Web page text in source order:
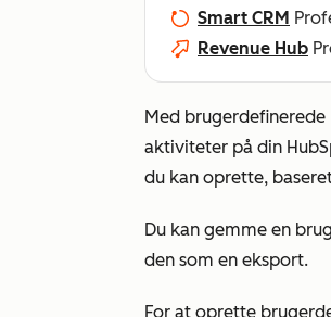
Smart CRM
Revenue Hub
Med
aktiviteter på din
du kan oprette,
Du kan gemme en
den som en eksport.
For at oprette